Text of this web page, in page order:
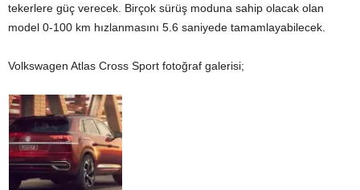
tekerlere güç verecek. Birçok sürüş moduna sahip olacak olan
model 0-100 km hızlanmasını 5.6 saniyede tamamlayabilecek.
Volkswagen Atlas Cross Sport fotoğraf galerisi;